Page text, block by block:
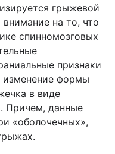
грыжевой
на то, что
спинномозговых
признаки
изменение формы
в виде
Причем, данные
«оболочечных»,